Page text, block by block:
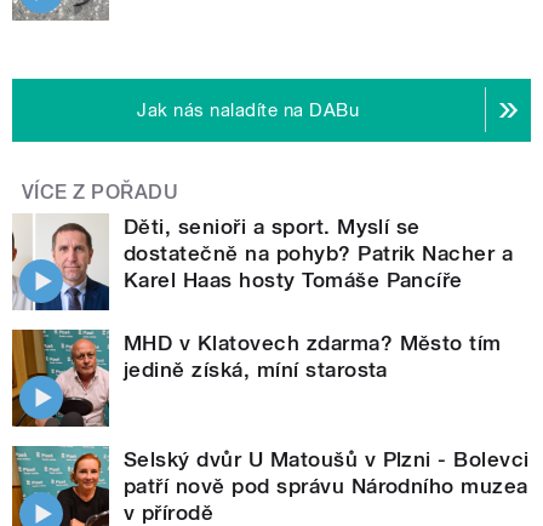
Jak nás naladíte na DABu
VÍCE Z POŘADU
Děti, senioři a sport. Myslí se
dostatečně na pohyb? Patrik Nacher a
Karel Haas hosty Tomáše Pancíře
MHD v Klatovech zdarma? Město tím
jedině získá, míní starosta
Selský dvůr U Matoušů v Plzni - Bolevci
patří nově pod správu Národního muzea
v přírodě